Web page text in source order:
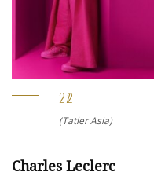
Charles Leclerc